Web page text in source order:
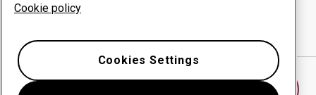
AIS CONSTRUCTION EQUIPMENT
Cookie policy
Cookies Settings